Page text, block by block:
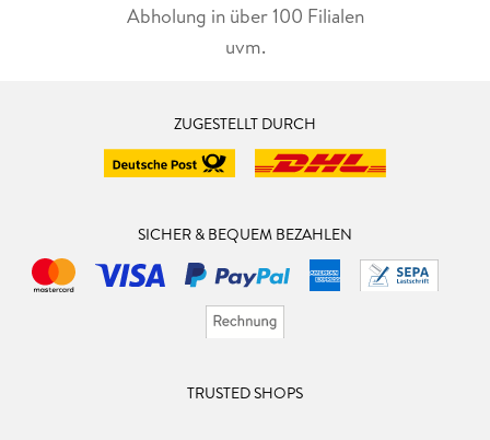
Abholung in über 100 Filialen
uvm.
ZUGESTELLT DURCH
SICHER & BEQUEM BEZAHLEN
TRUSTED SHOPS